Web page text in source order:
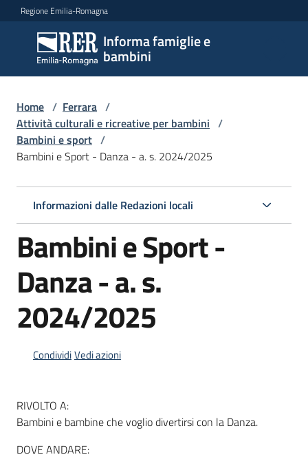
Vai al contenuto
Vai alla navigazione
Vai al footer
Regione Emilia-Romagna
Informa famiglie e
bambini
Informa
famiglie
e
bambini
Argomenti
Servizi
Centri
per
le
Informazioni
Home / Ferrara /
Attività culturali e ricreative per bambini /
Bambini e sport /
Bambini e Sport - Danza - a. s. 2024/2025
Informazioni dalle Redazioni locali
Bambini e Sport -
Danza - a. s.
2024/2025
CondividiVedi azioni
RIVOLTO A:
Bambini e bambine che voglio divertirsi con la Danza.
DOVE ANDARE: